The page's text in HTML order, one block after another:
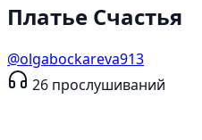
Платье Счастья
@olgabockareva913
26 прослушиваний